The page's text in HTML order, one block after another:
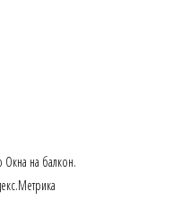
на балкон.